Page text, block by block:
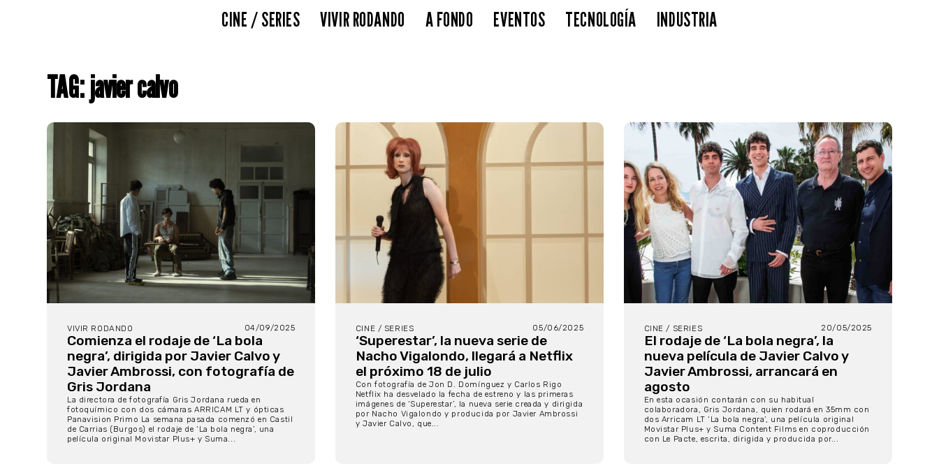
CINE / SERIES VIVIR RODANDO A FONDO EVENTOS TECNOLOGÍA INDUSTRIA
TAG: javier calvo
VIVIR RODANDO 04/09/2025
Comienza el rodaje de ‘La bola
negra’, dirigida por Javier Calvo y
Javier Ambrossi, con fotografía de
Gris Jordana
La directora de fotografía Gris Jordana rueda en
fotoquímico con dos cámaras ARRICAM LT y ópticas
Panavision Primo La semana pasada comenzó en Castil
de Carrias (Burgos) el rodaje de ‘La bola negra’, una
película original Movistar Plus+ y Suma...
CINE / SERIES 05/06/2025
‘Superestar’, la nueva serie de
Nacho Vigalondo, llegará a Netflix
el próximo 18 de julio
Con fotografía de Jon D. Domínguez y Carlos Rigo
Netflix ha desvelado la fecha de estreno y las primeras
imágenes de ‘Superestar’, la nueva serie creada y dirigida
por Nacho Vigalondo y producida por Javier Ambrossi
y Javier Calvo, que...
CINE / SERIES 20/05/2025
El rodaje de ‘La bola negra’, la
nueva película de Javier Calvo y
Javier Ambrossi, arrancará en
agosto
En esta ocasión contarán con su habitual
colaboradora, Gris Jordana, quien rodará en 35mm con
dos Arricam LT ‘La bola negra’, una película original
Movistar Plus+ y Suma Content Films en coproducción
con Le Pacte, escrita, dirigida y producida por...